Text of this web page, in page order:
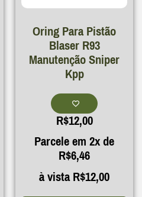
Oring Para Pistão
Blaser R93
Manutenção Sniper
Kpp
R$12,00
Parcele em 2x de
R$6,46
à vistaR$12,00